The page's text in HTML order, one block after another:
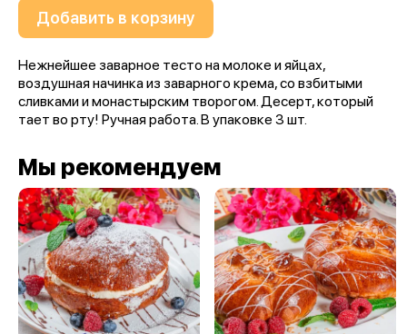
Добавить в корзину
Нежнейшее заварное тесто на молоке и яйцах,
воздушная начинка из заварного крема, со взбитыми
сливками и монастырским творогом. Десерт, который
тает во рту! Ручная работа. В упаковке 3 шт.
Мы рекомендуем